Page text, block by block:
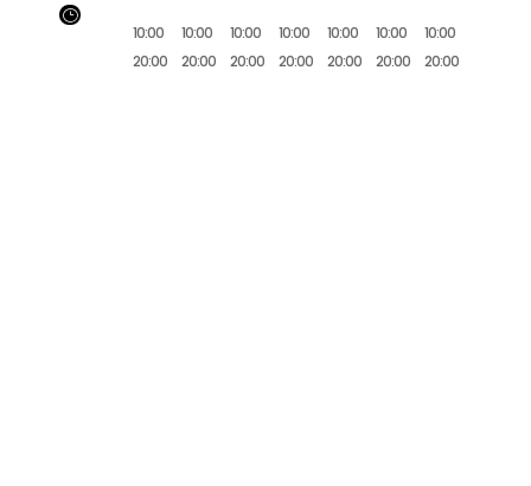
10:00
20:00
10:00
20:00
10:00
20:00
10:00
20:00
10:00
20:00
10:00
20:00
10:00
20:00
}